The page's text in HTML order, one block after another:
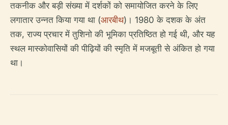
तकनीक और बड़ी संख्या में दर्शकों को समायोजित करने के लिए
लगातार उन्नत किया गया था (आरबीथ)। 1980 के दशक के अंत
तक, राज्य प्रचार में तुशिनो की भूमिका प्रतिष्ठित हो गई थी, और यह
स्थल मास्कोवासियों की पीढ़ियों की स्मृति में मजबूती से अंकित हो गया
था।